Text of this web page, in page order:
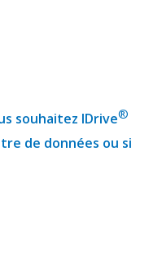
souhaitez IDrive®
de données ou si